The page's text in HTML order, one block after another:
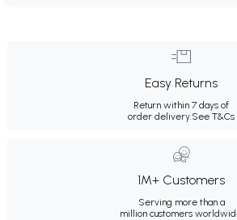
Easy Returns
Return within 7 days of
order delivery.See T&Cs
1M+ Customers
Serving more than a
million customers